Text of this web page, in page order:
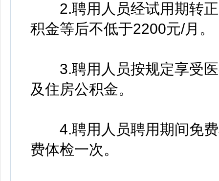
2.聘用人员经试用期转正
积金等后不低于2200元/月。
3.聘用人员按规定享受医
及住房公积金。
4.聘用人员聘用期间免费
费体检一次。